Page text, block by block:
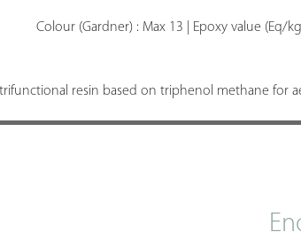
Colour (Gardner) : Max 13 | Epoxy value (Eq/
resin based on triphenol methane for